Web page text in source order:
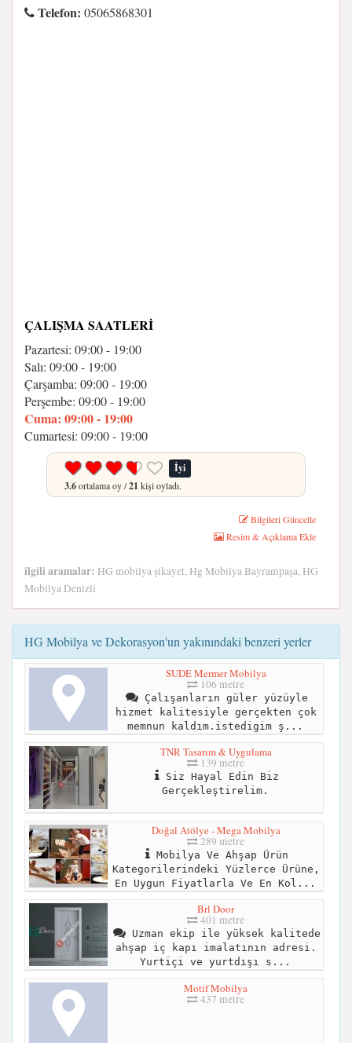
Telefon: 05065868301
ÇALIŞMA SAATLERI
Pazartesi: 09:00 - 19:00
Salı: 09:00 - 19:00
Çarşamba: 09:00 - 19:00
Perşembe: 09:00 - 19:00
Cuma: 09:00 - 19:00
Cumartesi: 09:00 - 19:00
İyi
3.6ortalama oy /21 kişi oyladı.
Bilgileri Güncelle
Resim & Açıklama Ekle
ilgili aramalar: HG mobilya şikayet, Hg Mobilya Bayrampaşa, HG
Mobilya Denizli
HG Mobilya ve Dekorasyon'un yakınındaki benzeri yerler
SUDE Mermer Mobilya
106 metre
Çalışanların güler yüzüyle
hizmet kalitesiyle gerçekten çok
memnun kaldım.istedigim ş...
TNR Tasarım & Uygulama
139 metre
Siz Hayal Edin Biz
Gerçekleştirelim.
Doğal Atölye - Mega Mobilya
289 metre
Mobilya Ve Ahşap Ürün
Kategorilerindeki Yüzlerce Ürüne,
En Uygun Fiyatlarla Ve En Kol...
Brl Door
401 metre
Uzman ekip ile yüksek kalitede
ahşap iç kapı imalatının adresi.
Yurtiçi ve yurtdışı s...
Motif Mobilya
437 metre